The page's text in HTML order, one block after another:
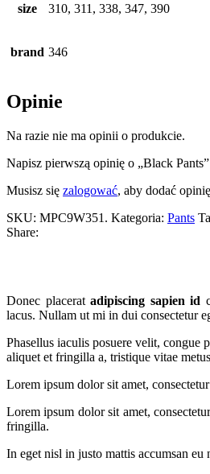
size 310, 311, 338, 347, 390
brand 346
Opinie
Na razie nie ma opinii o produkcie.
Napisz pierwszą opinię o „Black Pants”
Musisz się zalogować, aby dodać
SKU: MPC9W351 . Kategoria: Pants
Share:
Donec placeratadipiscing sapien id
lacus. Nullam ut mi in dui consectetur
Phasellus iaculis posuere velit, congue
aliquet et fringilla a, tristique vitae
Lorem ipsum dolor sit amet,
Lorem ipsum dolor sit amet,
fringilla.
In eget nisl in justo mattis accumsan eu